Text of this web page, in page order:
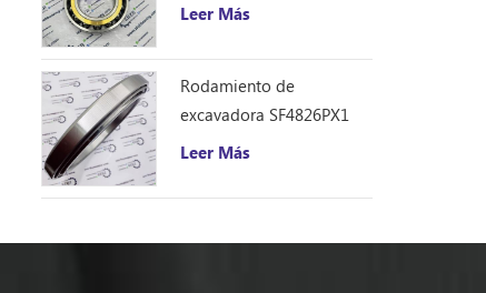
Leer Más
Rodamiento de
excavadora SF4826PX1
(240 * 310 * 33)
Leer Más